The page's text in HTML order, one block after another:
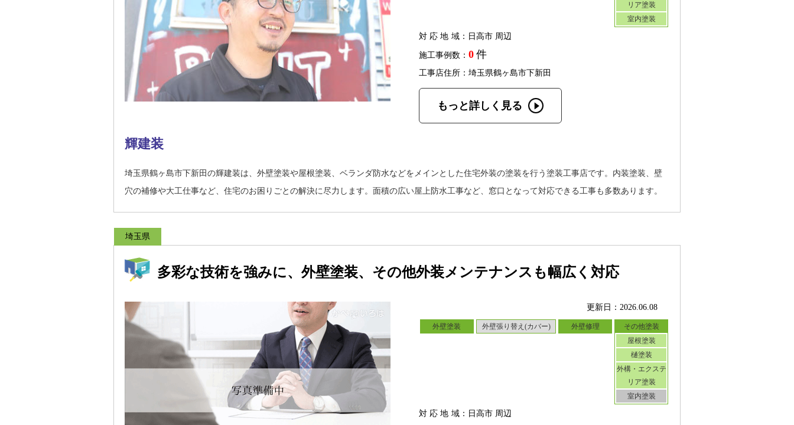
リア塗装
室内塗装
対応地域：日高市 周辺
施工事例数： 0 件
工事店住所：埼玉県鶴ヶ島市下新田
もっと詳しく見る
輝建装
埼玉県鶴ヶ島市下新田の輝建装は、外壁塗装や屋根塗装、ベランダ防水などをメインとした住宅外装の塗装を行う塗装工事店です。内装塗装、壁
穴の補修や大工仕事など、住宅のお困りごとの解決に尽力します。面積の広い屋上防水工事など、窓口となって対応できる工事も多数あります。
埼玉県
多彩な技術を強みに、外壁塗装、その他外装メンテナンスも幅広く対応
更新日：2026.06.08
外壁塗装 外壁張り替え(カバー) 外壁修理
その他塗装
屋根塗装
樋塗装
外構・エクステ
リア塗装
室内塗装
対応地域：日高市 周辺